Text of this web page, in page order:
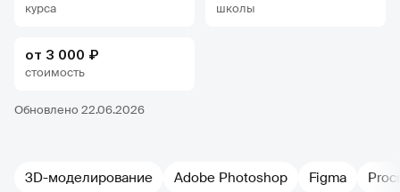
курса школы
от 3 000 ₽
стоимость
Обновлено 22.06.2026
3D-моделирование Adobe Photoshop Figma